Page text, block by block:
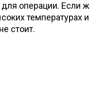
операции. Если
температурах
стоит.